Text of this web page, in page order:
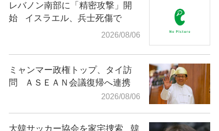
レバノン南部に「精密攻撃」開
始
イスラエル、兵士死傷で
2026/08/06
ミャンマー政権トップ、タイ訪
問
ＡＳＥＡＮ会議復帰へ連携
2026/08/06
大韓サッカー協会を家宅捜索
韓